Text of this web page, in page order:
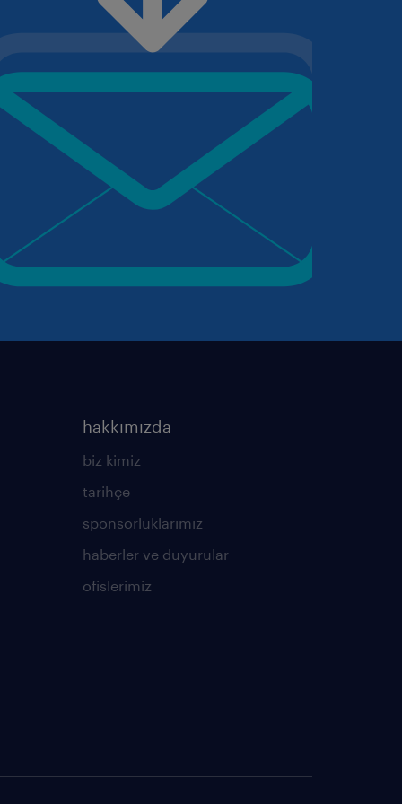
hakkımızda
biz kimiz
tarihçe
sponsorluklarımız
haberler ve duyurular
ofislerimiz